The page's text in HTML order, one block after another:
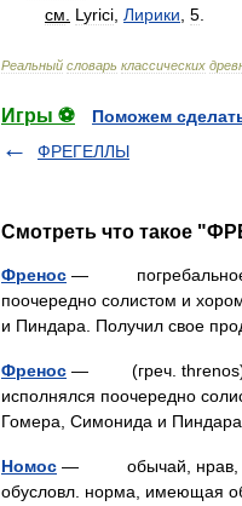
см
Lyrici Лирики 5
Реальный словарь классических
Игры ⚽
Поможем
ФРЕГЕЛЛЫ
Смотреть что такое
Френос — погребальное
поочередно солистом и
и Пиндара. Получил свое
Френос — (греч. threnos),
исполнялся поочередно
Гомера, Симонида и
Номос — обычай, нрав,
обусловл. норма, имеющая